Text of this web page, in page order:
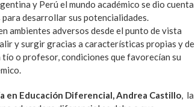
y Perú el mundo académico se dio cuenta
desarrollar sus potencialidades.
ambientes adversos desde el punto de vista
y surgir gracias a características propias y de
o profesor, condiciones que favorecían su
en Educación Diferencial, Andrea Castillo, la